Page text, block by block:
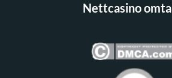
Nettcasino